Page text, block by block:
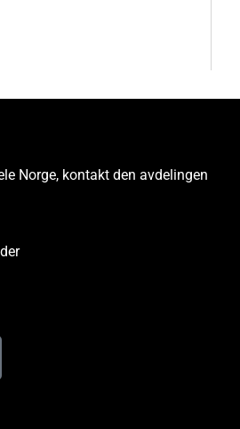
Norge, kontakt den avdelingen